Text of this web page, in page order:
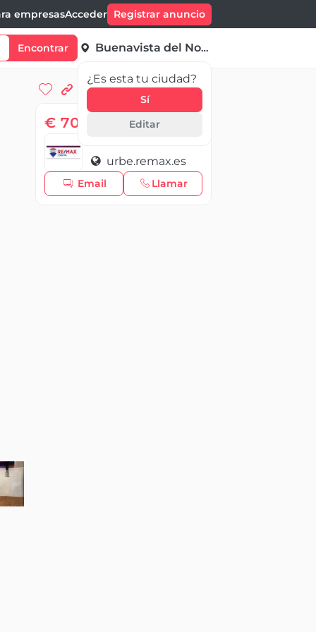
empresasAcceder Registrar anuncio
Encontrar Buenavista del Norte
¿Es esta tu ciudad?
Sí
Editar
€ 70 000,00
urbe.remax.es
Email Llamar